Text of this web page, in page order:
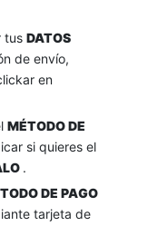
tus DATOS
de envío,
en
MÉTODO DE
si quieres el
.
DE PAGO
tarjeta de